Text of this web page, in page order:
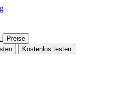
Preise
Kostenlos testen